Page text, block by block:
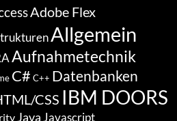
Adobe Flex
Allgemein
Aufnahmetechnik
C# C++ Datenbanken
CSS IBM DOORS
Java Javascript